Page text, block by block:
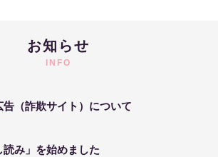
お知らせ
INFO
告（詐欺サイト）について
み」を始めました